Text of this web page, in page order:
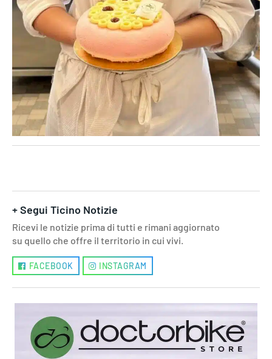
+ Segui Ticino Notizie
Ricevi le notizie prima di tutti e rimani aggiornato
su quello che offre il territorio in cui vivi.
FACEBOOK INSTAGRAM